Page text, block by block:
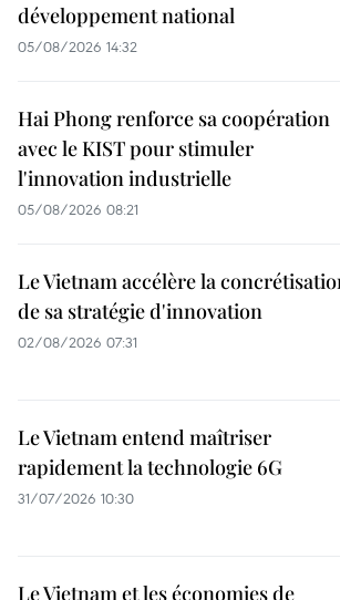
développement national
05/08/2026 14:32
Hai Phong renforce sa coopération
avec le KIST pour stimuler
l'innovation industrielle
05/08/2026 08:21
Le Vietnam accélère la
de sa stratégie d'innovation
02/08/2026 07:31
Le Vietnam entend maîtriser
rapidement la technologie 6G
31/07/2026 10:30
Le Vietnam et les économies de